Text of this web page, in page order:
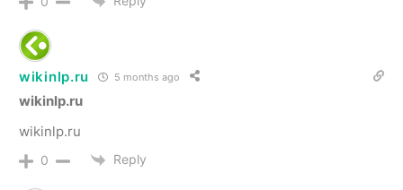
wikinlp.ru 5 months ago
wikinlp.ru
wikinlp.ru
0 Reply